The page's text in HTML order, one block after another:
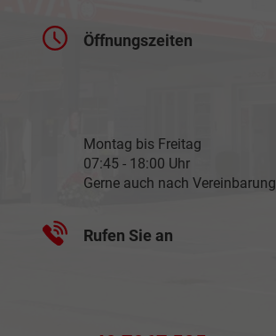
Öffnungszeiten
Montag bis Freitag
07:45 - 18:00 Uhr
Gerne auch nach Vereinbarung
Rufen Sie an